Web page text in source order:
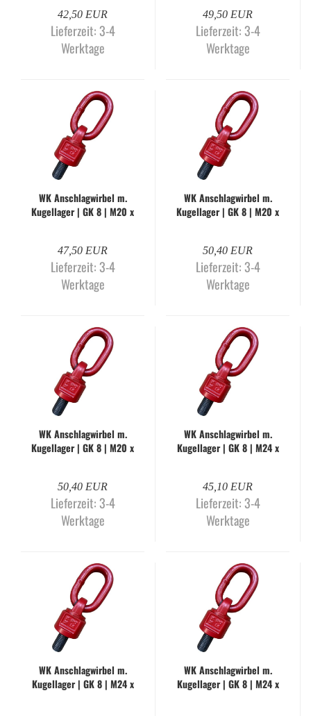
42,50 EUR
Lieferzeit:3-4
Werktage
49,50 EUR
Lieferzeit:3-4
Werktage
WK An­schlag­wir­bel m.
Ku­gel­la­ger | GK 8 | M20 x
47,50 EUR
Lieferzeit:3-4
Werktage
WK An­schlag­wir­bel m.
Ku­gel­la­ger | GK 8 | M20 x
50,40 EUR
Lieferzeit:3-4
Werktage
WK An­schlag­wir­bel m.
Ku­gel­la­ger | GK 8 | M20 x
50,40 EUR
Lieferzeit:3-4
Werktage
WK An­schlag­wir­bel m.
Ku­gel­la­ger | GK 8 | M24 x
45,10 EUR
Lieferzeit:3-4
Werktage
WK An­schlag­wir­bel m.
Ku­gel­la­ger | GK 8 | M24 x
WK An­schlag­wir­bel m.
Ku­gel­la­ger | GK 8 | M24 x